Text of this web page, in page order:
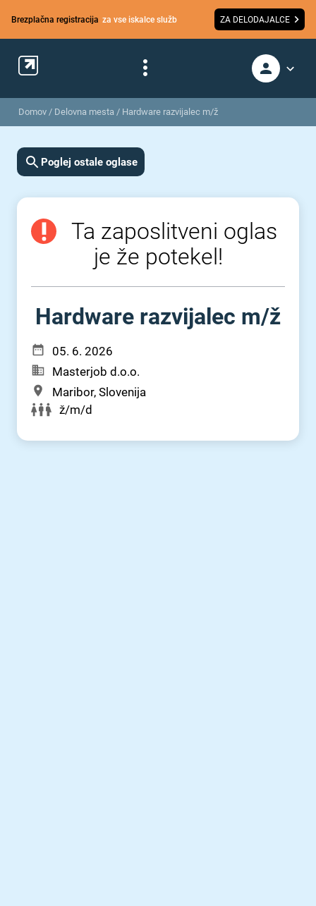
Brezplačna registracija za vse iskalce služb ZA DELODAJALCE
Domov / Delovna mesta / Hardware razvijalec m/ž
Poglej ostale oglase
Ta zaposlitveni oglas
je že potekel!
Hardware razvijalec m⁠/⁠ž
05. 6. 2026
Masterjob d.o.o.
Maribor, Slovenija
ž/m/d